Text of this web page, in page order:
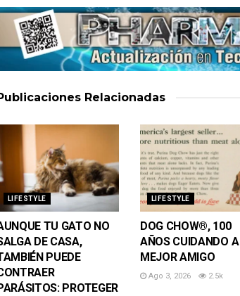
Relacionadas
LIFESTYLE
TU GATO NO
DE CASA,
PUEDE
PROTEGER
LIFESTYLE
DOG CHOW®, 100
AÑOS CUIDANDO
MEJOR AMIGO
Ago 3, 2026 2.5k